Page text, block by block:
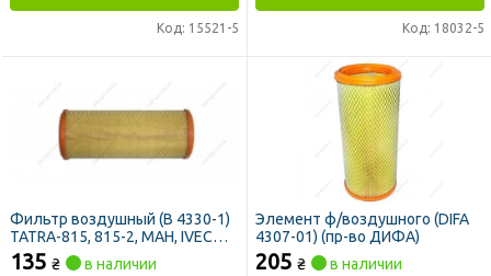
Код: 15521-5 Код: 18032-5
Фильтр воздушный (В 4330-1)
TATRA-815, 815-2, MAH, IVECO,
MERCEDES - груз (пр-во ДИФА)
135 ₴ в наличии
Элемент ф/воздушного (DIFA
4307-01) (пр-во ДИФА)
205 ₴ в наличии